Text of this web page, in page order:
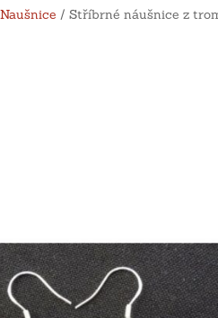
Naušnice / Stříbrné náušnice z